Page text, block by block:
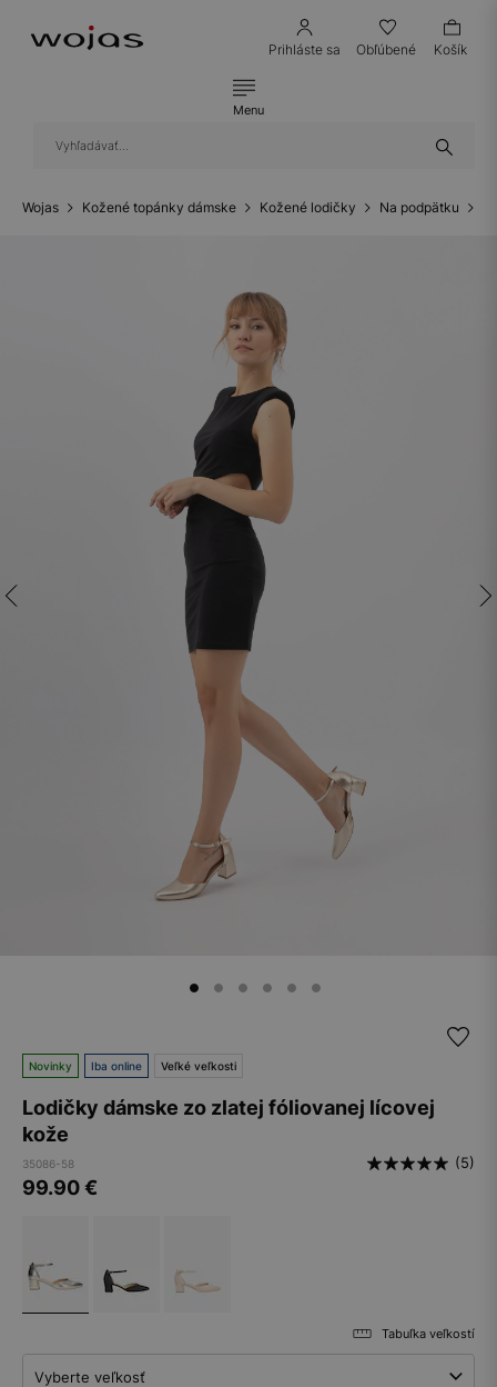
Prihláste sa Obľúbené Košík
Menu
Wojas Kožené topánky dámske Kožené lodičky Na podpätku
Novinky Iba online Veľké veľkosti
Lodičky dámske zo zlatej fóliovanej lícovej
kože
35086-58 (5)
99.90€
Tabuľka veľkostí
Vyberte veľkosť